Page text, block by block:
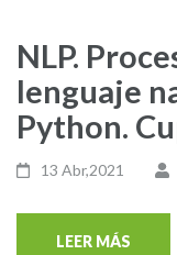
NLP.
lenguaje
Python.
13 Abr,2021
LEER MÁS